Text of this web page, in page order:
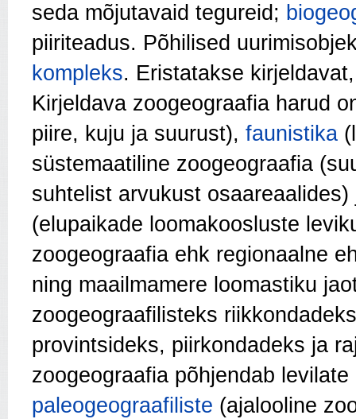
seda mõjutavaid tegureid;
piiriteadus. Põhilised
kompleks. Eristatakse
Kirjeldava zoogeograafia harud
piire, kuju ja suurust), faunistika
süstemaatiline zoogeograafia
suhtelist arvukust
(elupaikade loomakoosluste
zoogeograafia ehk regionaalne
ning maailmamere loomastiku
zoogeograafilisteks
provintsideks, piirkondadeks ja
zoogeograafia põhjendab
paleogeograafiliste (ajalooline